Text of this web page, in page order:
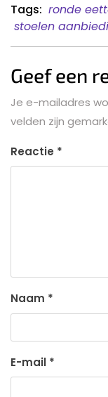
Tags: ronde
stoelen
Geef een
Je e-mailadres
velden zijn
Reactie *
Naam *
E-mail *